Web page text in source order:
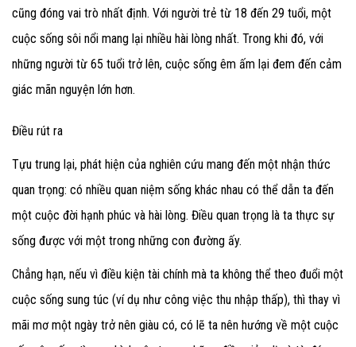
cũng đóng vai trò nhất định. Với người trẻ từ 18 đến 29 tuổi, một
cuộc sống sôi nổi mang lại nhiều hài lòng nhất. Trong khi đó, với
những người từ 65 tuổi trở lên, cuộc sống êm ấm lại đem đến cảm
giác mãn nguyện lớn hơn.
Điều rút ra
Tựu trung lại, phát hiện của nghiên cứu mang đến một nhận thức
quan trọng: có nhiều quan niệm sống khác nhau có thể dẫn ta đến
một cuộc đời hạnh phúc và hài lòng. Điều quan trọng là ta thực sự
sống được với một trong những con đường ấy.
Chẳng hạn, nếu vì điều kiện tài chính mà ta không thể theo đuổi một
cuộc sống sung túc (ví dụ như công việc thu nhập thấp), thì thay vì
mãi mơ một ngày trở nên giàu có, có lẽ ta nên hướng về một cuộc